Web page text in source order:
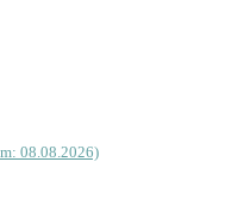
08.08.2026)